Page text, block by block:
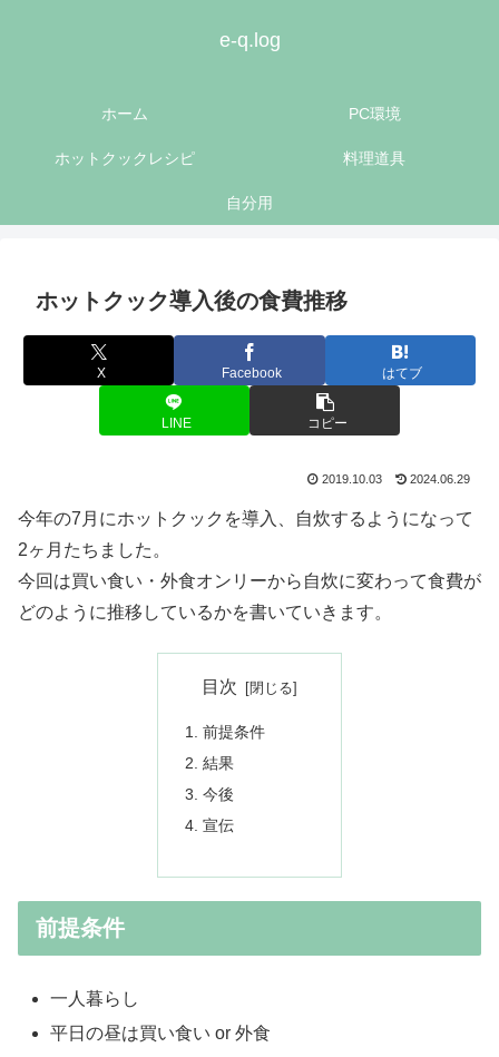
e-q.log
ホーム PC環境
ホットクックレシピ 料理道具
自分用
ホットクック導入後の食費推移
X Facebook はてブ
LINE コピー
2019.10.03 2024.06.29
今年の7月にホットクックを導入、自炊するようになって
2ヶ月たちました。
今回は買い食い・外食オンリーから自炊に変わって食費が
どのように推移しているかを書いていきます。
目次
前提条件
結果
今後
宣伝
前提条件
一人暮らし
平日の昼は買い食い or 外食